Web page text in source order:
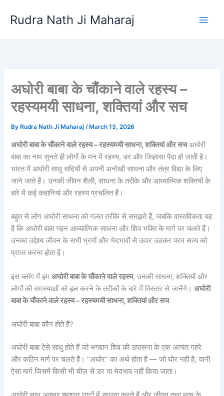
Rudra Nath Ji Maharaj
अघोरी बाबा के चौंकाने वाले रहस्य –
रहस्यमयी साधना, शक्तियां और सच
By Rudra Nath Ji Maharaj/ March 13, 2026
अघोरी बाबा के चौंकाने वाले रहस्य – रहस्यमयी साधना, शक्तियां और सचअघोरी
बाबा का नाम सुनते ही लोगों के मन में रहस्य, डर और जिज्ञासा पैदा हो जाती है।
भारत में अघोरी साधु सदियों से अपनी अनोखी साधना और तंत्र विद्या के लिए
जाने जाते हैं। उनकी जीवन शैली, साधना के तरीके और आध्यात्मिक शक्तियों के
बारे में कई कहानियां और रहस्य प्रचलित हैं।
बहुत से लोग अघोरी साधना को गलत तरीके से समझते हैं, जबकि वास्तविकता यह
है कि अघोरी बाबा गहन आध्यात्मिक साधना और शिव भक्ति के मार्ग पर चलते हैं।
उनका उद्देश्य जीवन के सभी भ्रमों और भेदभावों से ऊपर उठकर परम सत्य को
प्राप्त करना होता है।
इस ब्लॉग में हमअघोरी बाबा के चौंकाने वाले रहस्य, उनकी साधना, शक्तियों और
लोगों की समस्याओं को हल करने के तरीकों के बारे में विस्तार से जानेंगे।अघोरी
बाबा के चौंकाने वाले रहस्य – रहस्यमयी साधना, शक्तियां और सच
अघोरी बाबा कौन होते हैं?
अघोरी बाबा ऐसे साधु होते हैं जो भगवान शिव की उपासना के एक अत्यंत गहरे
और कठिन मार्ग पर चलते हैं। “अघोर” का अर्थ होता है — जो घोर नहीं है, यानी
ऐसा मार्ग जिसमें किसी भी चीज़ से डर या भेदभाव नहीं किया जाता।